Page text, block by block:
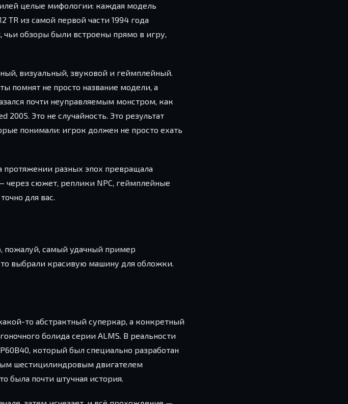
целые мифологии: каждая модель
TR из самой первой части 1994 года
чьи обзоры были встроены прямо в игру,
визуальный, звуковой и геймплейный.
помнят не просто название модели, а
почти неуправляемым монстром, как
Это не случайность. Это результат
понимали: игрок должен не просто ехать
разных эпох превращала
сюжет, реплики NPC, геймплейные
для вас.
пожалуй, самый удачный пример
выбрали красивую машину для обложки.
то абстрактный суперкар, а конкретный
болида серии ALMS. В реальности
который был специально разработан
шестицилиндровым двигателем
была почти штучная история.